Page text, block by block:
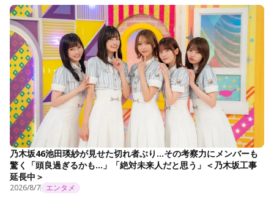
乃木坂46池田瑛紗が見せた切れ者ぶり…その考察力にメンバーも
驚く「頭良過ぎるかも…」「絶対未来人だと思う」＜乃木坂工事
延長中＞
2026/8/7 エンタメ